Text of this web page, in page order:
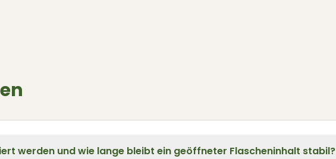
werden und wie lange bleibt ein geöffneter Flascheninhalt stabil?